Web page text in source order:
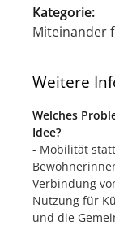
Kategorie:
Miteinander
Weitere
Welches
Idee?
- Mobilität
Verbindung
Nutzung für
und die